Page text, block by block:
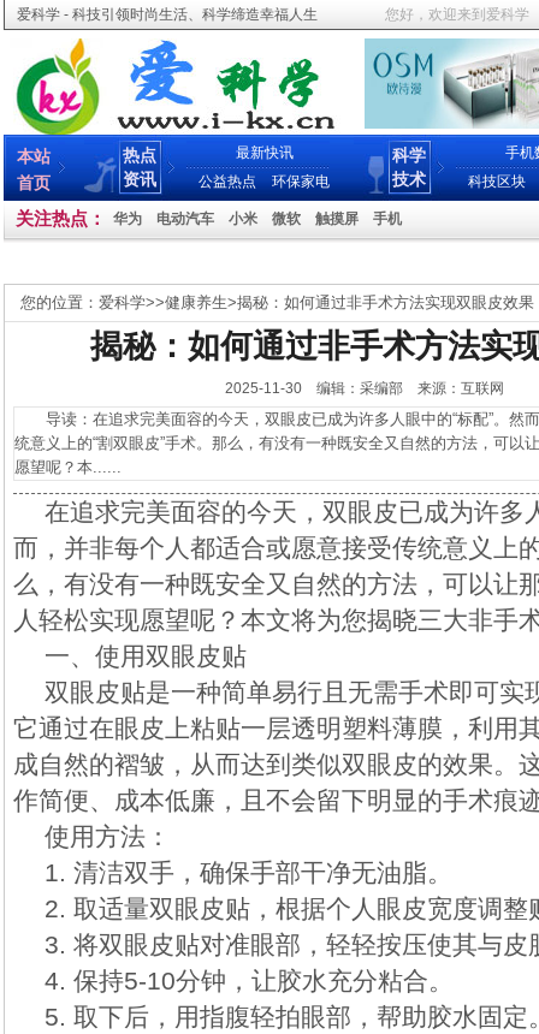
爱科学 - 科技引领时尚生活、科学缔造幸福人生 您好，欢迎来到爱科学
本站
首页
热点
资讯
最新快讯
公益热点
环保家电
科学
技术
手机
科技区块
关注热点： 华为 电动汽车 小米 微软 触摸屏 手机
您的位置： 爱科学>>健康养生>揭秘：如何通过非手术方法实现双眼皮效果
揭秘：如何通过非手术方法实
2025-11-30 编辑：采编部 来源：互联网
导读：在追求完美面容的今天，双眼皮已成为许多人眼中的“标配”。然
统意义上的“割双眼皮”手术。那么，有没有一种既安全又自然的方法，可以
愿望呢？本......
在追求完美面容的今天，双眼皮已成为许多
而，并非每个人都适合或愿意接受传统意义上
么，有没有一种既安全又自然的方法，可以让
人轻松实现愿望呢？本文将为您揭晓三大非手
一、使用双眼皮贴
双眼皮贴是一种简单易行且无需手术即可实
它通过在眼皮上粘贴一层透明塑料薄膜，利用
成自然的褶皱，从而达到类似双眼皮的效果。
作简便、成本低廉，且不会留下明显的手术痕
使用方法：
1. 清洁双手，确保手部干净无油脂。
2. 取适量双眼皮贴，根据个人眼皮宽度调整
3. 将双眼皮贴对准眼部，轻轻按压使其与皮
4. 保持5-10分钟，让胶水充分粘合。
5. 取下后，用指腹轻拍眼部，帮助胶水固定